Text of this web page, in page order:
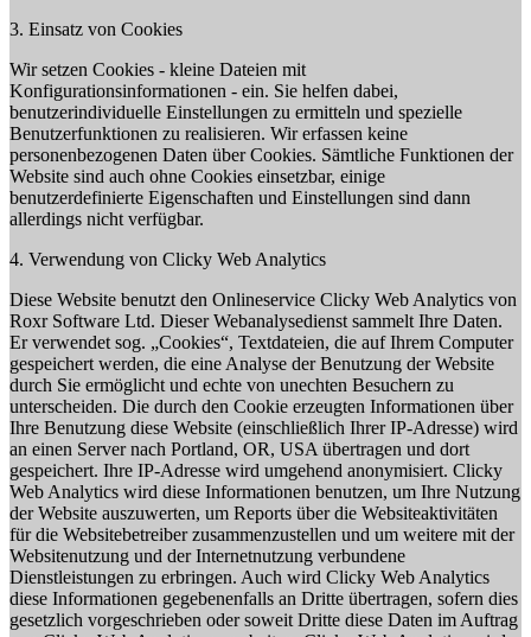
3. Einsatz von Cookies
Wir setzen Cookies - kleine Dateien mit
Konfigurationsinformationen - ein. Sie helfen dabei,
benutzerindividuelle Einstellungen zu ermitteln und spezielle
Benutzerfunktionen zu realisieren. Wir erfassen keine
personenbezogenen Daten über Cookies. Sämtliche Funktionen der
Website sind auch ohne Cookies einsetzbar, einige
benutzerdefinierte Eigenschaften und Einstellungen sind dann
allerdings nicht verfügbar.
4. Verwendung von Clicky Web Analytics
Diese Website benutzt den Onlineservice Clicky Web Analytics von
Roxr Software Ltd. Dieser Webanalysedienst sammelt Ihre Daten.
Er verwendet sog. „Cookies“, Textdateien, die auf Ihrem Computer
gespeichert werden, die eine Analyse der Benutzung der Website
durch Sie ermöglicht und echte von unechten Besuchern zu
unterscheiden. Die durch den Cookie erzeugten Informationen über
Ihre Benutzung diese Website (einschließlich Ihrer IP-Adresse) wird
an einen Server nach Portland, OR, USA übertragen und dort
gespeichert. Ihre IP-Adresse wird umgehend anonymisiert. Clicky
Web Analytics wird diese Informationen benutzen, um Ihre Nutzung
der Website auszuwerten, um Reports über die Websiteaktivitäten
für die Websitebetreiber zusammenzustellen und um weitere mit der
Websitenutzung und der Internetnutzung verbundene
Dienstleistungen zu erbringen. Auch wird Clicky Web Analytics
diese Informationen gegebenenfalls an Dritte übertragen, sofern dies
gesetzlich vorgeschrieben oder soweit Dritte diese Daten im Auftrag